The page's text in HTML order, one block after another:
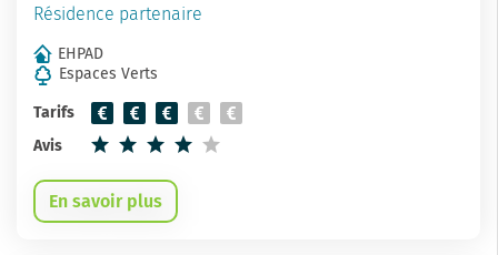
Résidence partenaire
EHPAD
Espaces Verts
Tarifs
Avis
En savoir plus